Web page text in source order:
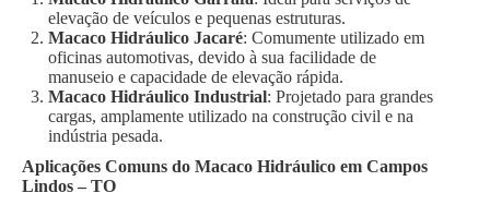
elevação de veículos e pequenas estruturas.
Macaco Hidráulico Jacaré: Comumente utilizado em
oficinas automotivas, devido à sua facilidade de
manuseio e capacidade de elevação rápida.
Macaco Hidráulico Industrial: Projetado para grandes
cargas, amplamente utilizado na construção civil e na
indústria pesada.
Aplicações Comuns do Macaco Hidráulico em Campos
Lindos – TO